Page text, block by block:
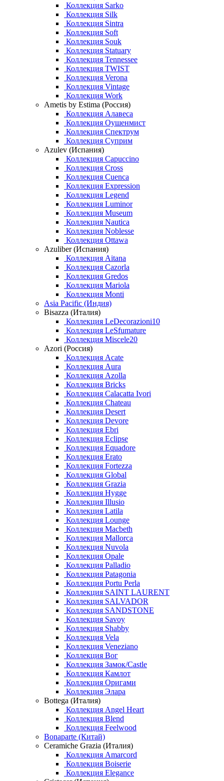
Коллекция Sarko
Коллекция Silk
Коллекция Sintra
Коллекция Soft
Коллекция Souk
Коллекция Statuary
Коллекция Tennessee
Коллекция TWIST
Коллекция Verona
Коллекция Vintage
Коллекция Work
Ametis by Estima (Россия)
Коллекция Алавеса
Коллекция Оушенмист
Коллекция Спектрум
Коллекция Суприм
Azulev (Испания)
Коллекция Capuccino
Коллекция Cross
Коллекция Cuenca
Коллекция Expression
Коллекция Legend
Коллекция Luminor
Коллекция Museum
Коллекция Nautica
Коллекция Noblesse
Коллекция Ottawa
Azuliber (Испания)
Коллекция Aitana
Коллекция Cazorla
Коллекция Gredos
Коллекция Mariola
Коллекция Monti
Asia Pacific (Индия)
Bisazza (Италия)
Коллекция LeDecorazioni10
Коллекция LeSfumature
Коллекция Miscele20
Azori (Россия)
Коллекция Acate
Коллекция Aura
Коллекция Azolla
Коллекция Bricks
Коллекция Calacatta Ivori
Коллекция Chateau
Коллекция Desert
Коллекция Devore
Коллекция Ebri
Коллекция Eclipse
Коллекция Equadore
Коллекция Erato
Коллекция Fortezza
Коллекция Global
Коллекция Grazia
Коллекция Hygge
Коллекция Illusio
Коллекция Latila
Коллекция Lounge
Коллекция Macbeth
Коллекция Mallorca
Коллекция Nuvola
Коллекция Opale
Коллекция Palladio
Коллекция Patagonia
Коллекция Portu Perla
Коллекция SAINT LAURENT
Коллекция SALVADOR
Коллекция SANDSTONE
Коллекция Savoy
Коллекция Shabby
Коллекция Vela
Коллекция Veneziano
Коллекция Вог
Коллекция Замок/Castle
Коллекция Камлот
Коллекция Оригами
Коллекция Элара
Bottega (Италия)
Коллекция Angel Heart
Коллекция Blend
Коллекция Feelwood
Bonaparte (Китай)
Ceramiche Grazia (Италия)
Коллекция Amarcord
Коллекция Boiserie
Коллекция Elegance